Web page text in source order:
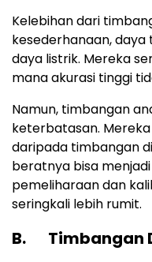
Kelebihan dari
kesederhanaan,
daya listrik. Mereka
mana akurasi tinggi
Namun, timbangan
keterbatasan.
daripada timbangan
beratnya bisa
pemeliharaan dan
seringkali lebih rumit.
B. Timbangan